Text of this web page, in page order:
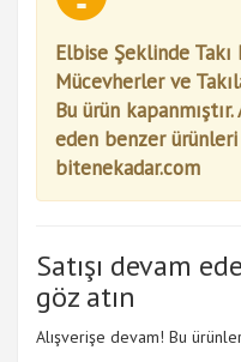
Elbise Şeklinde
Mücevherler ve
Bu ürün kapanmıştır.
eden benzer
bitenekadar.com
Satışı devam
göz atın
Alışverişe devam! Bu